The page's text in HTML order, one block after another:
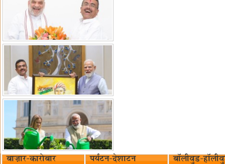
बाज़ार-कारोबार पर्यटन-देशाटन बॉलीवुड-